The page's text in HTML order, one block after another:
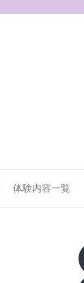
体験内容一覧